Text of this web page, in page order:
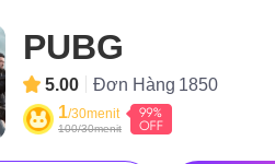
PUBG
5.00 Đơn Hàng 1850
1/30menit
100/30menit